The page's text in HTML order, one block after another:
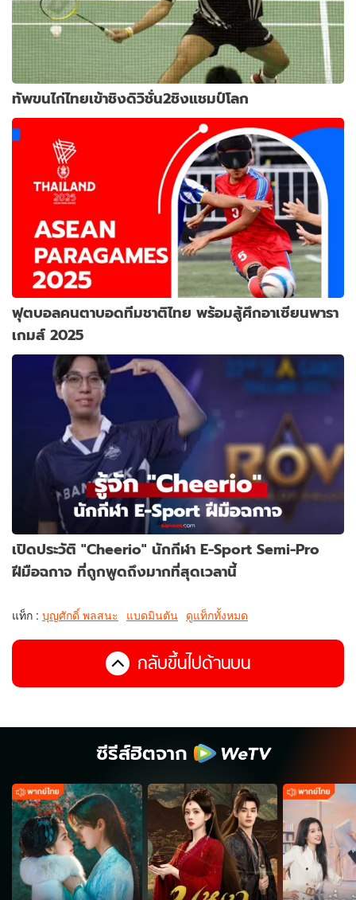
ทัพขนไก่ไทยเข้าชิงดิวิชั่น2ชิงแชมป์โลก
ฟุตบอลคนตาบอดทีมชาติไทย พร้อมสู้ศึกอาเซียนพารา
เกมส์ 2025
เปิดประวัติ "Cheerio" นักกีฬา E-Sport Semi-Pro
ฝีมือฉกาจ ที่ถูกพูดถึงมากที่สุดเวลานี้
แท็ก : บุญศักดิ์ พลสนะ แบดมินตัน ดูแท็กทั้งหมด
กลับขึ้นไปด้านบน
ซีรีส์ฮิตจาก